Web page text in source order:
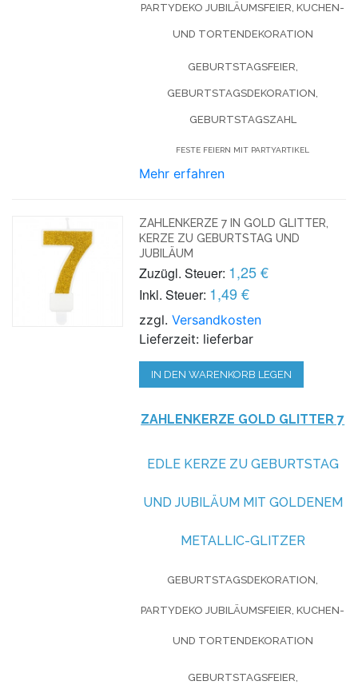
PARTYDEKO JUBILÄUMSFEIER, KUCHEN-
UND TORTENDEKORATION
GEBURTSTAGSFEIER,
GEBURTSTAGSDEKORATION,
GEBURTSTAGSZAHL
FESTE FEIERN MIT PARTYARTIKEL
Mehr erfahren
ZAHLENKERZE 7 IN GOLD GLITTER,
KERZE ZU GEBURTSTAG UND
JUBILÄUM
Zuzügl. Steuer: 1,25 €
Inkl. Steuer: 1,49 €
zzgl.Versandkosten
Lieferzeit: lieferbar
IN DEN WARENKORB LEGEN
ZAHLENKERZE GOLD GLITTER 7
EDLE KERZE ZU GEBURTSTAG
UND JUBILÄUM MIT GOLDENEM
METALLIC-GLITZER
GEBURTSTAGSDEKORATION,
PARTYDEKO JUBILÄUMSFEIER, KUCHEN-
UND TORTENDEKORATION
GEBURTSTAGSFEIER,